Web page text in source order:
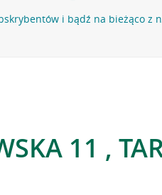
i bądź na bieżąco z
11 ,